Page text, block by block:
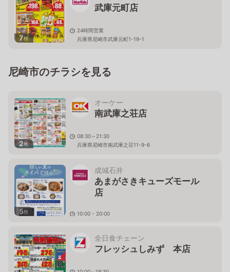
7枚
武庫元町店
24時間営業
兵庫県尼崎市武庫元町1-19-1
尼崎市のチラシを見る
2枚
オーケー
南武庫之荘店
08:30～21:30
兵庫県尼崎市南武庫之荘11-9-6
5枚
成城石井
あまがさきキューズモール
店
10:00 - 20:00
全日食チェーン
フレッシュしみず 本店